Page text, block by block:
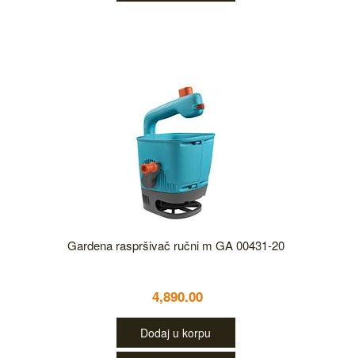
Gardena raspršivač ručni m GA 00431-20
4,890.00
Dodaj u korpu